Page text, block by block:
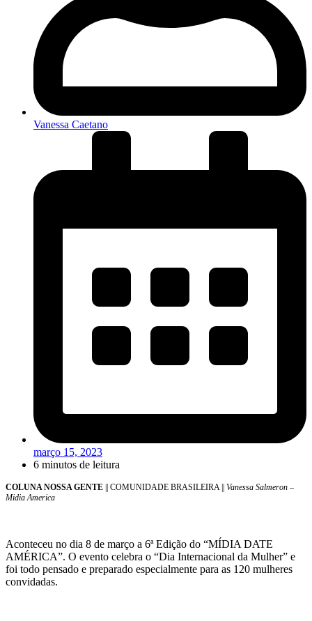
Vanessa Caetano
março 15, 2023
6 minutos de leitura
COLUNA NOSSA GENTE || COMUNIDADE BRASILEIRA || Vanessa Salmeron –
Midia America
Aconteceu no dia 8 de março a 6ª Edição do “MÍDIA DATE
AMÉRICA”. O evento celebra o “Dia Internacional da Mulher” e
foi todo pensado e preparado especialmente para as 120 mulheres
convidadas.